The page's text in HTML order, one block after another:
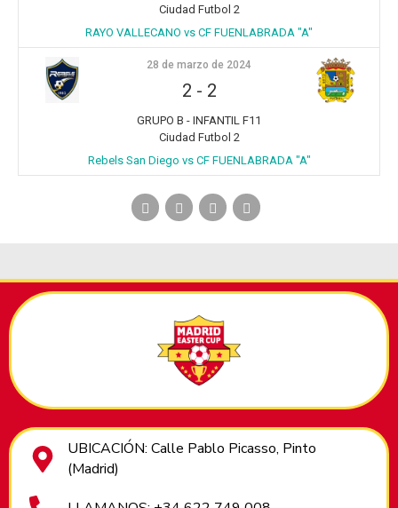
Ciudad Futbol 2
RAYO VALLECANO vs CF FUENLABRADA "A"
28 de marzo de 2024
2 - 2
GRUPO B - INFANTIL F11
Ciudad Futbol 2
Rebels San Diego vs CF FUENLABRADA "A"
UBICACIÓN: Calle Pablo Picasso, Pinto
(Madrid)